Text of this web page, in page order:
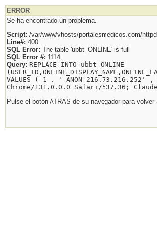
ERROR
Se ha encontrado un problema.
Script: /var/www/vhosts/portalesmedicos.com/
Line#: 400
SQL Error: The table 'ubbt_ONLINE' is full
SQL Error #: 1114
Query: REPLACE INTO ubbt_ONLINE
VALUES ( 1 , '-ANON-
Chrome/131.0.0.0 Safari/537.36;
Pulse el botón ATRAS de su navegador para volver